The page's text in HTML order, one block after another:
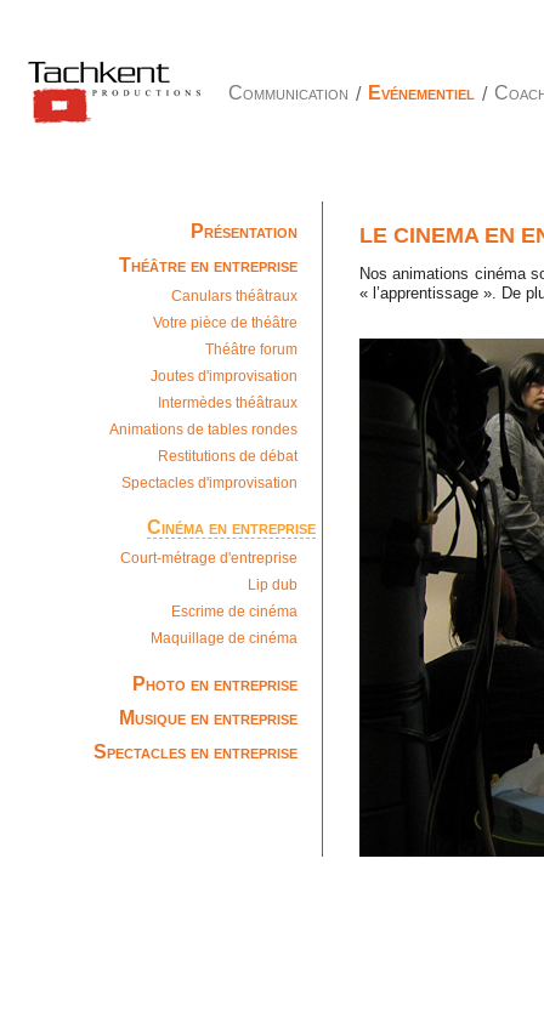
Communication / Evénementiel /
Présentation
Théâtre en entreprise
Canulars théâtraux
Votre pièce de théâtre
Théâtre forum
Joutes d'improvisation
Intermèdes théâtraux
Animations de tables rondes
Restitutions de débat
Spectacles d'improvisation
Cinéma en entreprise
Court-métrage d'entreprise
Lip dub
Escrime de cinéma
Maquillage de cinéma
Photo en entreprise
Musique en entreprise
Spectacles en entreprise
LE CINEMA EN
Nos animations cinéma
« l’apprentissage ». De